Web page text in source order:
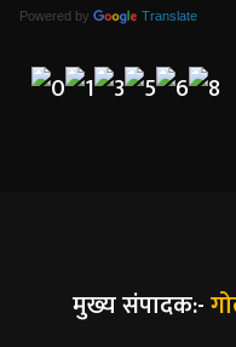
Powered by Translate
मुख्य संपादक:-